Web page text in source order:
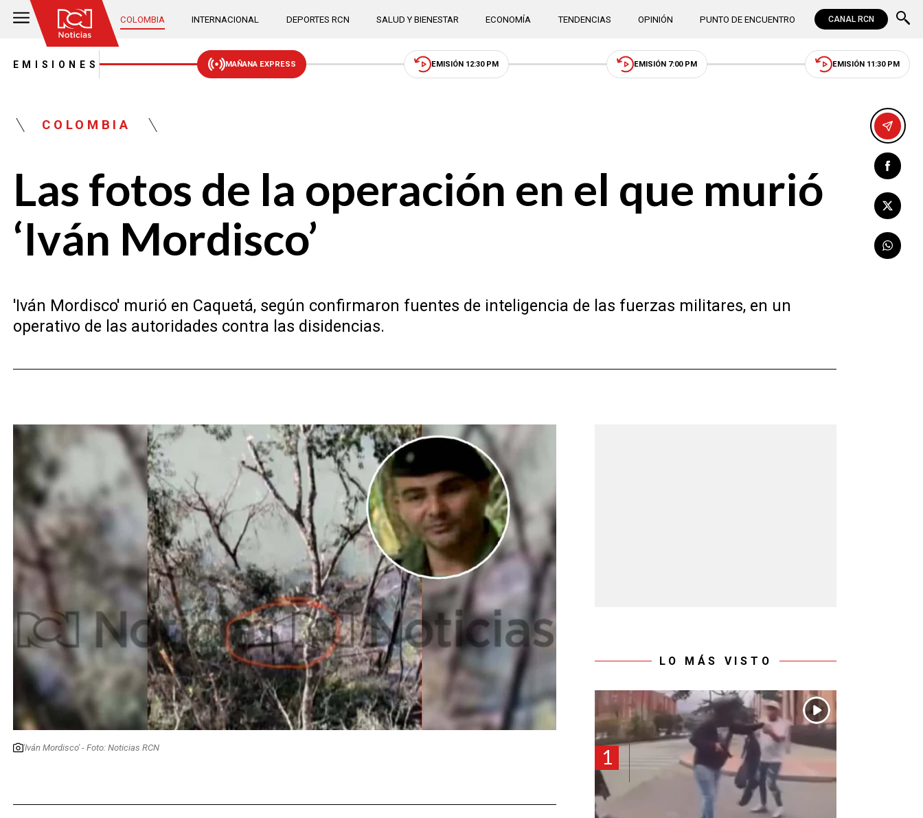
COLOMBIA INTERNACIONAL DEPORTES RCN SALUD Y BIENESTAR ECONOMÍA TENDENCIAS OPINIÓN PUNTO DE ENCUENTRO CANAL RCN
EMISIONES MAÑANA EXPRESS EMISIÓN 12:30 PM EMISIÓN 7:00 PM EMISIÓN 11:30 PM
COLOMBIA
Las fotos de la operación en el que murió
‘Iván Mordisco’
'Iván Mordisco' murió en Caquetá, según confirmaron fuentes de inteligencia de las fuerzas militares, en un
operativo de las autoridades contra las disidencias.
'Iván Mordisco' - Foto: Noticias RCN
LO MÁS VISTO
1